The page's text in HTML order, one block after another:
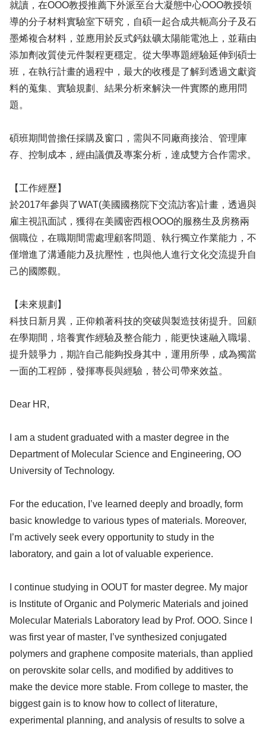
就讀，在OOO教授推薦下外派至台大凝態中心OOO教授領
導的分子材料實驗室下研究，自碩一起合成共軛高分子及石
墨烯複合材料，並應用於反式鈣鈦礦太陽能電池上，並藉由
添加劑改質使元件製程更穩定。從大學專題經驗延伸到碩士
班，在執行計畫的過程中，最大的收穫是了解到透過文獻資
料的蒐集、實驗規劃、結果分析來解決一件實際的應用問
題。
碩班期間曾擔任採購及窗口，需與不同廠商接洽、管理庫
存、控制成本，經由議價及專案分析，達成雙方合作需求。
【工作經歷】
於2017年參與了WAT(美國國務院下交流訪客)計畫，透過與
雇主視訊面試，獲得在美國密西根OOO的服務生及房務兩
個職位，在職期間需處理顧客問題、執行獨立作業能力，不
僅增進了溝通能力及抗壓性，也與他人進行文化交流提升自
己的國際觀。
【未來規劃】
科技日新月異，正仰賴著科技的突破與製造技術提升。回顧
在學期間，培養實作經驗及整合能力，能更快速融入職場、
提升競爭力，期許自己能夠投身其中，運用所學，成為獨當
一面的工程師，發揮專長與經驗，替公司帶來效益。
Dear HR,
I am a student graduated with a master degree in the
Department of Molecular Science and Engineering, OO
University of Technology.
For the education, I’ve learned deeply and broadly, form
basic knowledge to various types of materials. Moreover,
I’m actively seek every opportunity to study in the
laboratory, and gain a lot of valuable experience.
I continue studying in OOUT for master degree. My major
is Institute of Organic and Polymeric Materials and joined
Molecular Materials Laboratory lead by Prof. OOO. Since I
was first year of master, I’ve synthesized conjugated
polymers and graphene composite materials, than applied
on perovskite solar cells, and modified by additives to
make the device more stable. From college to master, the
biggest gain is to know how to collect of literature,
experimental planning, and analysis of results to solve a